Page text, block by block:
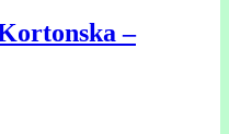
–